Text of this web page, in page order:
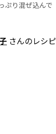
ぷり混ぜ込んで
さんのレシピ